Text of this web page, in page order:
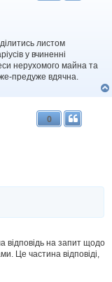
листом
у вчиненні
нерухомого майна та
предуже вдячна.
0
відповідь на запит щодо
Це частина відповіді,